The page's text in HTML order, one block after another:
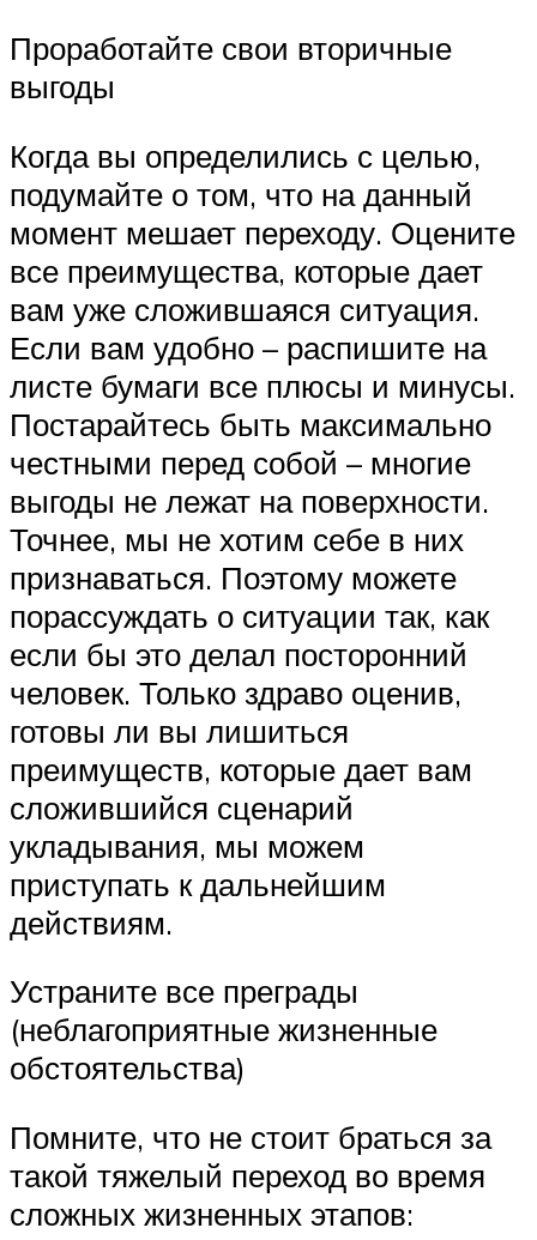
Проработайте свои вторичные
выгоды
Когда вы определились с целью,
подумайте о том, что на данный
момент мешает переходу. Оцените
все преимущества, которые дает
вам уже сложившаяся ситуация.
Если вам удобно – распишите на
листе бумаги все плюсы и минусы.
Постарайтесь быть максимально
честными перед собой – многие
выгоды не лежат на поверхности.
Точнее, мы не хотим себе в них
признаваться. Поэтому можете
порассуждать о ситуации так, как
если бы это делал посторонний
человек. Только здраво оценив,
готовы ли вы лишиться
преимуществ, которые дает вам
сложившийся сценарий
укладывания, мы можем
приступать к дальнейшим
действиям.
Устраните все преграды
(неблагоприятные жизненные
обстоятельства)
Помните, что не стоит браться за
такой тяжелый переход во время
сложных жизненных этапов: